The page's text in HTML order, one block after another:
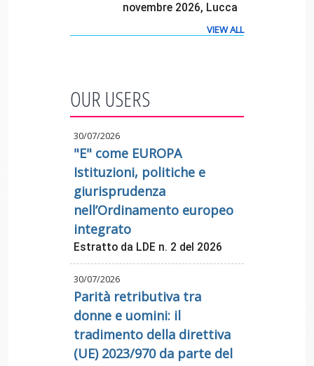
novembre 2026, Lucca
VIEW ALL
OUR USERS
30/07/2026
"E" come EUROPA
Istituzioni, politiche e
giurisprudenza
nell’Ordinamento europeo
integrato
Estratto da LDE n. 2 del 2026
30/07/2026
Parità retributiva tra
donne e uomini: il
tradimento della direttiva
(UE) 2023/970 da parte del